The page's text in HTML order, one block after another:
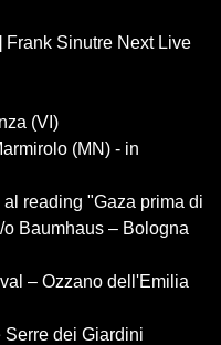
Frank Sinutre Next Live
(VI)
(MN) - in
reading "Gaza prima di
Baumhaus – Bologna
– Ozzano dell'Emilia
Serre dei Giardini